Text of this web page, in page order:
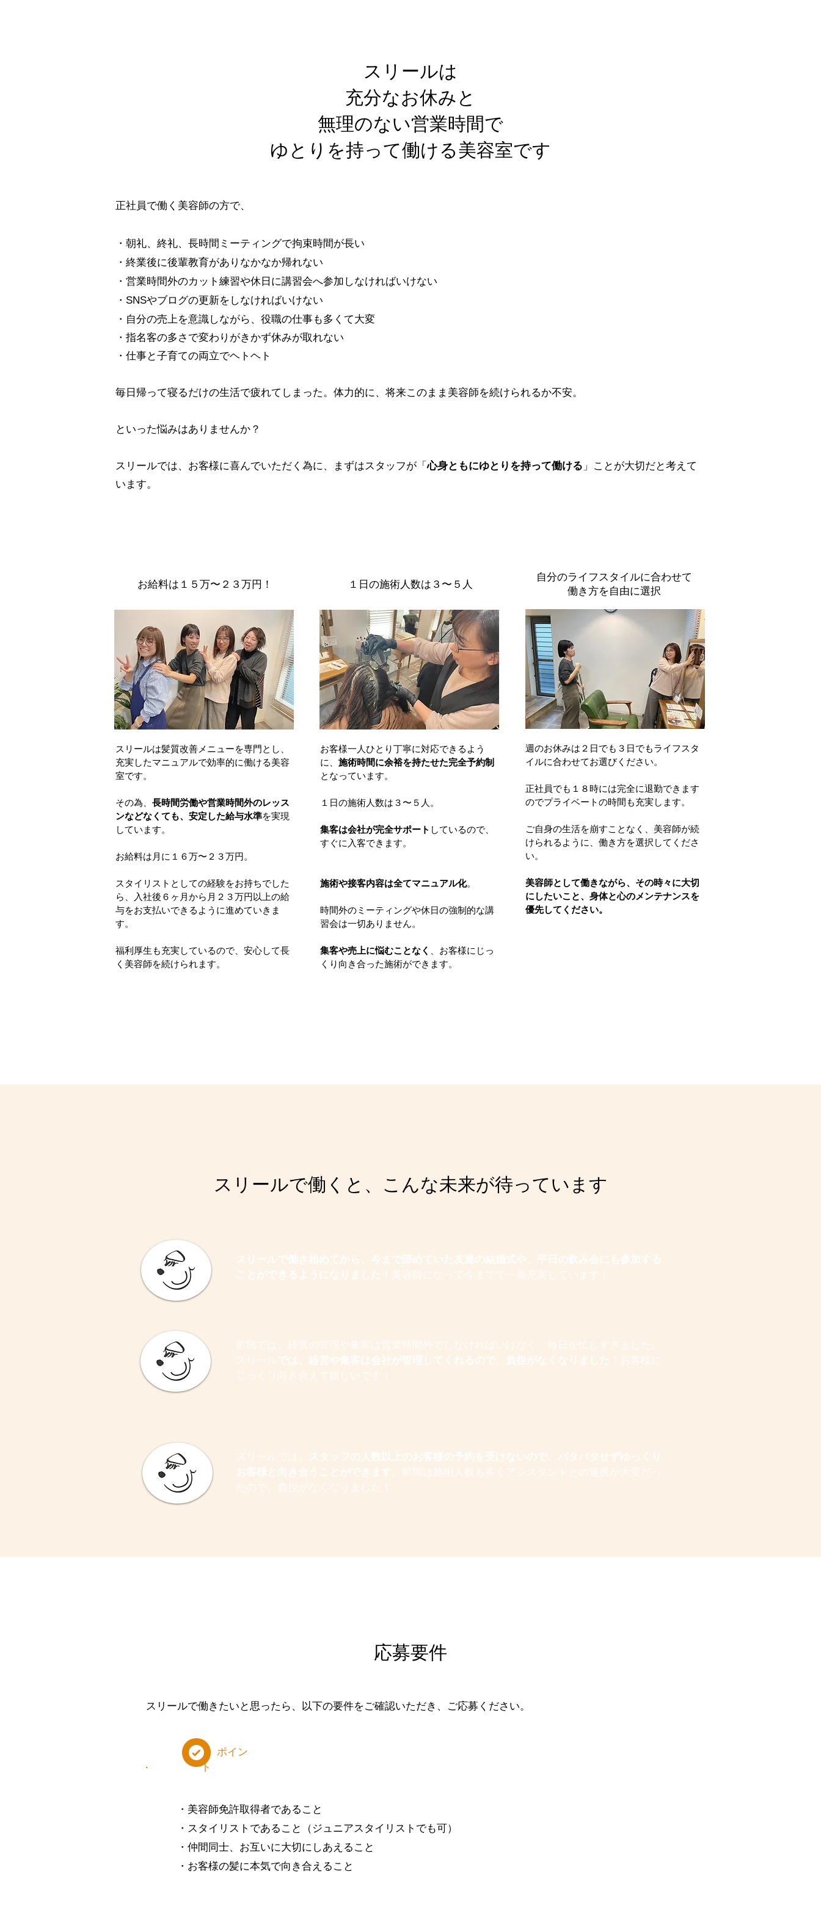
スリールは
充分なお休みと
無理のない営業時間で
ゆとりを持って​働ける美容室です
正社員で働く美容師の方で、
・朝礼、終礼、長時間ミーティングで拘束時間が長い
・終業後に後輩教育がありなかなか帰れない
・営業時間外のカット練習や休日に講習会へ参加しなければいけない
・SNSやブログの更新をしなければいけない
・自分の売上を意識しながら、役職の仕事も多くて大変
・指名客の多さで変わりがきかず休みが取れない
・仕事と子育ての両立でヘトヘト
毎日帰って寝るだけの生活で疲れてしまった。体力的に、将来このまま美容師を続けられるか不安。
といった悩みはありませんか？
​スリールでは、お客様に喜んでいただく為に、まずはスタッフが「心身ともにゆとりを持って働ける 」ことが大切だと考えて
います。
お給料は１５万〜２３万円！
スリールは髪質改善メニューを専門とし、
充実したマニュアルで効率的に働ける美容
室です。
その為、 長時間労働や営業時間外のレッス
ンなどなくても、安定した給与水準を実現
しています。
お給料は月に１６万〜２３万円。
​スタイリストとしての経験をお持ちでした
ら、入社後６ヶ月から月２３万円以上の給
与をお支払いできるように進めていきま
す。
​福利厚生も充実しているので、安心して長
く美容師を続けられます。
１日の施術人数は３〜５人
お客様一人ひとり丁寧に対応できるよう
に、 施術時間に余裕を持たせた完全予約制
となっています。
１日の施術人数は３〜５人。
集客は会社が完全サポート しているので、
すぐに入客できます。
施術や接客内容は全てマニュアル化。
時間外のミーティングや休日の強制的な講
習会は一切ありません。
​集客や売上に悩むことなく
、お客様にじっ
くり向き合った施術ができます。
自分のライフスタイルに合わせて
​働き方を自由に選択
週のお休みは２日でも３日でもライフスタ
イルに合わせてお選びください。
正社員でも１８時には完全に退勤できます
のでプライベートの時間も充実します。
ご自身の生活を崩すことなく、美容師が続
けられるように、働き方を選択してくださ
い。
美容師として働きながら、その時々に大切
にしたいこと、身体と心のメンテナンスを
優先してください。
スリールで働くと、こんな未来が待っています
スリールで働き始めてから、今まで諦めていた友達の結婚式や、平日の飲み会にも参加する
ことができるようになりました ！美容師になって今までで一番充実しています！
前職では、経営の管理や集客は営業時間外でしなければいけなく、毎日が忙しすぎました。
スリールでは、経営や集客は会社が管理してくれるので、負担がなくなりました ！お客様に
じっくり向き合えて嬉しいです！
スリールでは、
スタッフの人数以上のお客様の予約を受けないので、バタバタせずゆっくり
お客様と向き合うことができます 。前職は施術人数も多くアシスタントとの連携が大変だっ
たので、負担がなくなりました！
応募要件
スリールで働きたいと思ったら、以下の要件をご確認いただき、ご応募ください。
・美容師免許取得者であること
・スタイリストであること（ジュニアスタイリストでも可）
・仲間同士、お互いに大切にしあえること
​・お客様の髪に本気で向き合えること
ポイン
ト